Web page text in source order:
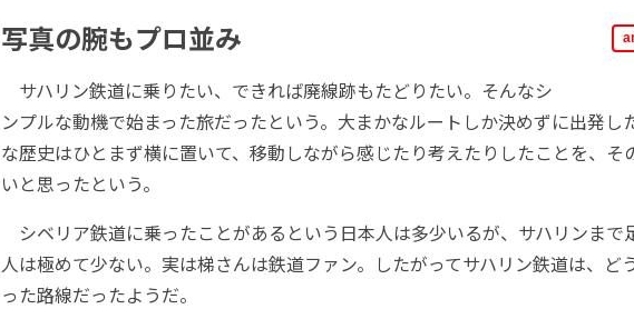
写真の腕もプロ並み
サハリン鉄道に乗りたい、できれば廃線跡もたどりたい。そんなシ
ンプルな動機で始まった旅だったという。大まかなルートしか決めずに出発し
な歴史はひとまず横に置いて、移動しながら感じたり考えたりしたことを、そ
いと思ったという。
シベリア鉄道に乗ったことがあるという日本人は多少いるが、サハリンまで
人は極めて少ない。実は梯さんは鉄道ファン。したがってサハリン鉄道は、ど
った路線だったようだ。